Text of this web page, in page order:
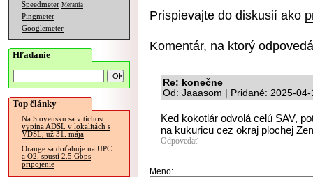
Speedmeter Merania
Pingmeter
Googlemeter
Hľadanie
Top články
Na Slovensku sa v tichosti
vypína ADSL v lokalitách s
VDSL, už 31. mája
Orange sa doťahuje na UPC
a O2, spustí 2.5 Gbps
pripojenie
Prispievajte do diskusií ako
Komentár, na ktorý
Re: konečne
Od: Jaaasom | Pridané: 2025-
Ked kokotlár odvolá celú SAV,
na kukuricu cez okraj plochej
Odpovedať
Meno: